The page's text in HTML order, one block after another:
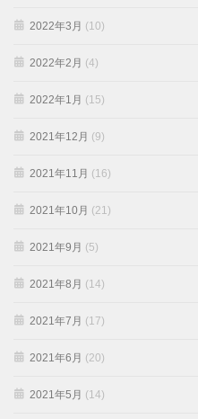
2022年3月 (10)
2022年2月 (4)
2022年1月 (15)
2021年12月 (9)
2021年11月 (16)
2021年10月 (21)
2021年9月 (5)
2021年8月 (14)
2021年7月 (17)
2021年6月 (20)
2021年5月 (14)